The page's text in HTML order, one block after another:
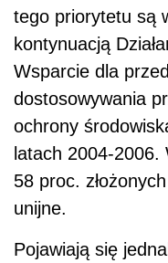
tego priorytetu są
kontynuacją
Wsparcie dla
dostosowywania
ochrony
latach 2004-2006.
58 proc.
unijne.
Pojawiają się